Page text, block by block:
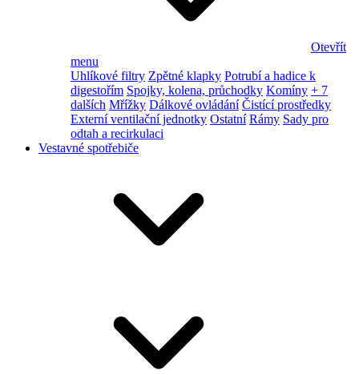
Otevřít
menu
Uhlíkové filtry Zpětné klapky Potrubí a hadice k
digestořím Spojky, kolena, průchodky Komíny + 7
dalších Mřížky Dálkové ovládání Čistící prostředky
Externí ventilační jednotky Ostatní Rámy Sady pro
odtah a recirkulaci
Vestavné spotřebiče